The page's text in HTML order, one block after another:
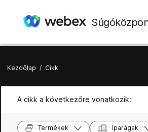
Kezdőlap / Cikk
A cikk a következőre vonatkozik:
Termékek Iparágak